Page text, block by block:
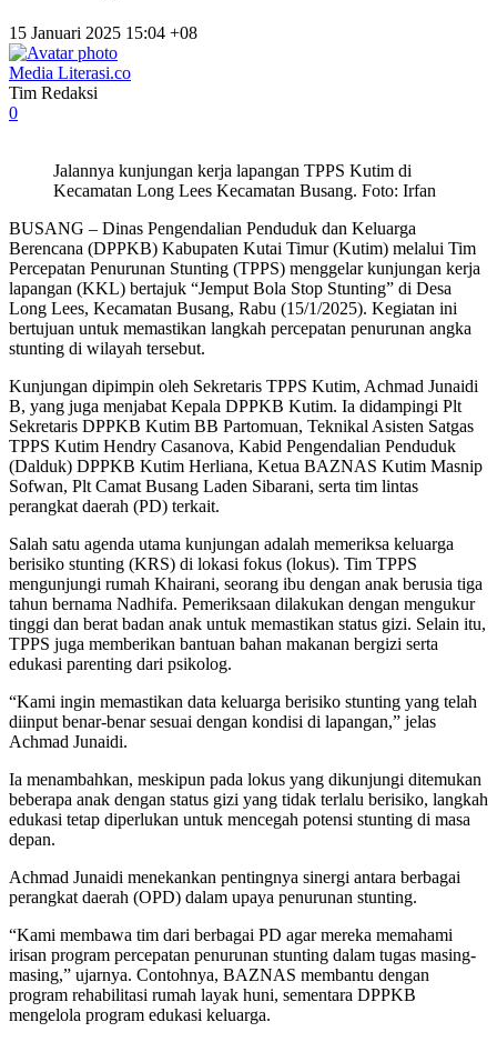
15 Januari 2025 15:04 +08
Media Literasi.co
Tim Redaksi
0
Jalannya kunjungan kerja lapangan TPPS Kutim di
Kecamatan Long Lees Kecamatan Busang. Foto: Irfan
BUSANG – Dinas Pengendalian Penduduk dan Keluarga
Berencana (DPPKB) Kabupaten Kutai Timur (Kutim) melalui Tim
Percepatan Penurunan Stunting (TPPS) menggelar kunjungan kerja
lapangan (KKL) bertajuk “Jemput Bola Stop Stunting” di Desa
Long Lees, Kecamatan Busang, Rabu (15/1/2025). Kegiatan ini
bertujuan untuk memastikan langkah percepatan penurunan angka
stunting di wilayah tersebut.
Kunjungan dipimpin oleh Sekretaris TPPS Kutim, Achmad Junaidi
B, yang juga menjabat Kepala DPPKB Kutim. Ia didampingi Plt
Sekretaris DPPKB Kutim BB Partomuan, Teknikal Asisten Satgas
TPPS Kutim Hendry Casanova, Kabid Pengendalian Penduduk
(Dalduk) DPPKB Kutim Herliana, Ketua BAZNAS Kutim Masnip
Sofwan, Plt Camat Busang Laden Sibarani, serta tim lintas
perangkat daerah (PD) terkait.
Salah satu agenda utama kunjungan adalah memeriksa keluarga
berisiko stunting (KRS) di lokasi fokus (lokus). Tim TPPS
mengunjungi rumah Khairani, seorang ibu dengan anak berusia tiga
tahun bernama Nadhifa. Pemeriksaan dilakukan dengan mengukur
tinggi dan berat badan anak untuk memastikan status gizi. Selain itu,
TPPS juga memberikan bantuan bahan makanan bergizi serta
edukasi parenting dari psikolog.
“Kami ingin memastikan data keluarga berisiko stunting yang telah
diinput benar-benar sesuai dengan kondisi di lapangan,” jelas
Achmad Junaidi.
Ia menambahkan, meskipun pada lokus yang dikunjungi ditemukan
beberapa anak dengan status gizi yang tidak terlalu berisiko, langkah
edukasi tetap diperlukan untuk mencegah potensi stunting di masa
depan.
Achmad Junaidi menekankan pentingnya sinergi antara berbagai
perangkat daerah (OPD) dalam upaya penurunan stunting.
“Kami membawa tim dari berbagai PD agar mereka memahami
irisan program percepatan penurunan stunting dalam tugas masing-
masing,” ujarnya. Contohnya, BAZNAS membantu dengan
program rehabilitasi rumah layak huni, sementara DPPKB
mengelola program edukasi keluarga.